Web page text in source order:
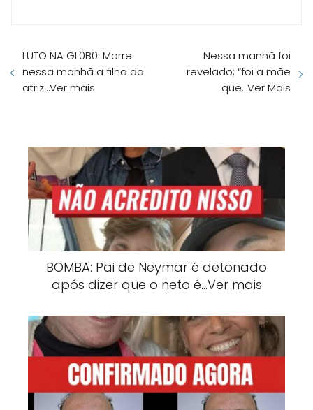
LUTO NA GL0B0: Morre
nessa manhã a filha da
atriz…Ver mais
Nessa manhã foi
revelado; “foi a mãe
que…Ver Mais
BOMBA: Pai de Neymar é detonado
após dizer que o neto é…Ver mais